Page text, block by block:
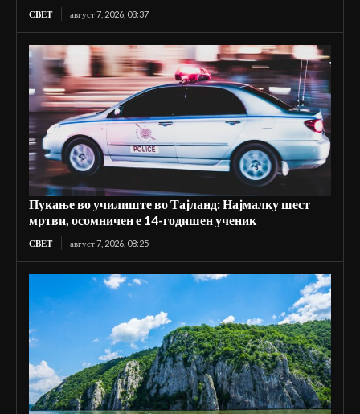
СВЕТ август 7, 2026, 08:37
Пукање во училиште во Тајланд: Најмалку шест
мртви, осомничен е 14-годишен ученик
СВЕТ август 7, 2026, 08:25